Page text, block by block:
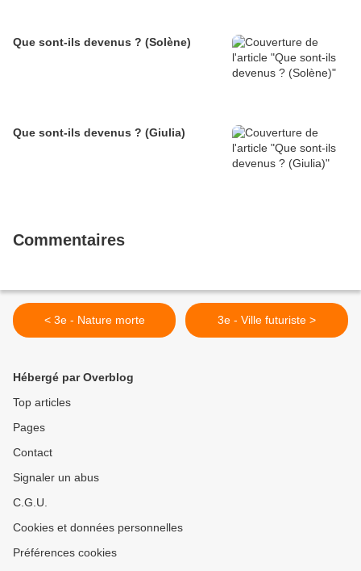
Que sont-ils devenus ? (Solène)
Que sont-ils devenus ? (Giulia)
Commentaires
< 3e - Nature morte 3e - Ville futuriste >
Hébergé par Overblog
Top articles
Pages
Contact
Signaler un abus
C.G.U.
Cookies et données personnelles
Préférences cookies